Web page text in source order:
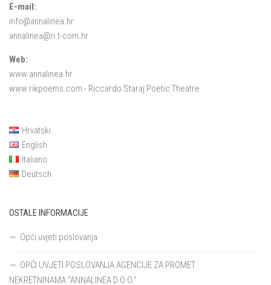
E-mail:
info@annalinea.hr
annalinea@ri.t-com.hr
Web:
www.annalinea.hr
www.rikpoems.com - Riccardo Staraj Poetic Theatre
Hrvatski
English
Italiano
Deutsch
OSTALE INFORMACIJE
Opći uvjeti poslovanja
OPĆI UVJETI POSLOVANJA AGENCIJE ZA PROMET
NEKRETNINAMA “ANNALINEA D.O.O.”